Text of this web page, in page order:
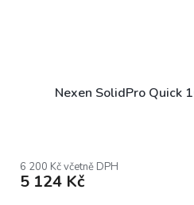
Nexen SolidPro Quick
6 200 Kč včetně DPH
5 124 Kč